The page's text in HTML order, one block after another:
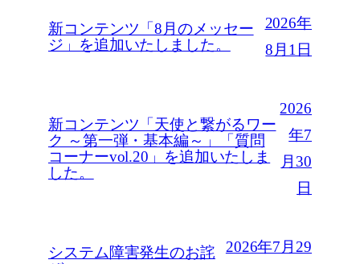
新コンテンツ「8月のメッセー
ジ」を追加いたしました。
2026年
8月1日
新コンテンツ「天使と繋がるワー
ク ～第一弾・基本編～」「質問
コーナーvol.20」を追加いたしま
した。
2026
年7
月30
日
システム障害発生のお詫
2026年7月29